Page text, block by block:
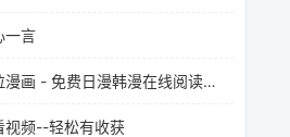
一言
卡拉漫画 - 免费日漫韩漫在线阅读，最新章节快速更新
视频--轻松有收获